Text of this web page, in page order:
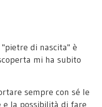
di nascita" è
mi ha subito
sempre con sé le
e la possibilità di fare